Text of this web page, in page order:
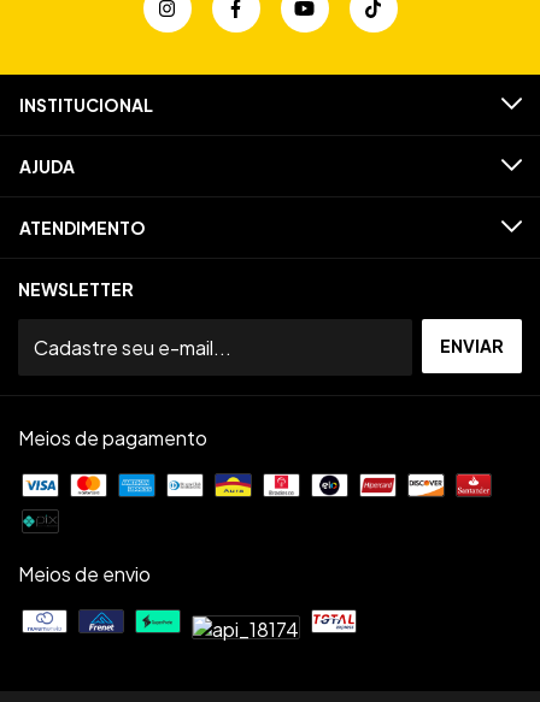
INSTITUCIONAL
AJUDA
ATENDIMENTO
NEWSLETTER
Meios de pagamento
Meios de envio